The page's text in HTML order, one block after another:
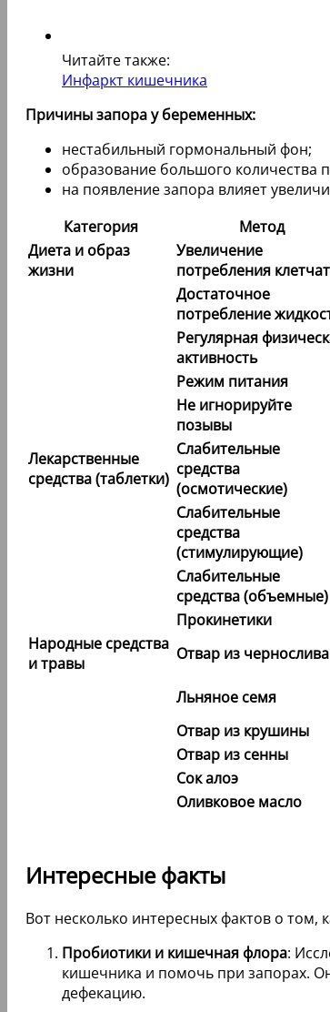
Читайте также:
Инфаркт кишечника
Причины запора у беременных:
нестабильный гормональный фон;
образование большого количества
на появление запора влияет
Категория
Метод
Диета и образ
жизни
Увеличение
потребления
Достаточное
потребление
Регулярная
активность
Режим питания
Не игнорируйте
позывы
Лекарственные
средства (таблетки)
Слабительные
средства
(осмотические)
Слабительные
средства
(стимулирующие)
Слабительные
средства (объемные)
Прокинетики
Народные средства
и травы
Отвар из чернослива
Льняное семя
Отвар из крушины
Отвар из сенны
Сок алоэ
Оливковое масло
Интересные факты
Вот несколько интересных фактов о том,
Пробиотики и кишечная флора:
кишечника и помочь при запорах.
дефекацию.